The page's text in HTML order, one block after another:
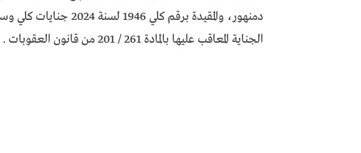
دمنهور، والمقيدة برقم
الجناية المعاقب عليها بالمادة 261 / 201 من قانون العقوبات .